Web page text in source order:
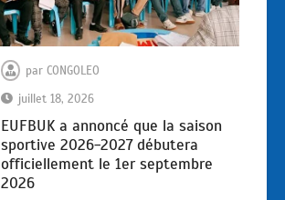
par CONGOLEO
juillet 18, 2026
EUFBUK a annoncé que la saison
sportive 2026-2027 débutera
officiellement le 1er septembre
2026